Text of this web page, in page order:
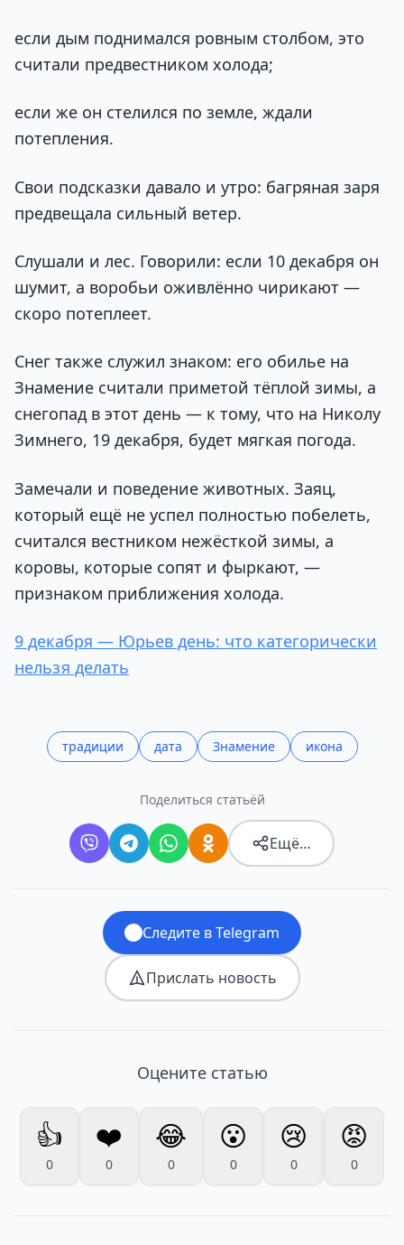
если дым поднимался ровным столбом, это
считали предвестником холода;
если же он стелился по земле, ждали
потепления.
Свои подсказки давало и утро: багряная заря
предвещала сильный ветер.
Слушали и лес. Говорили: если 10 декабря он
шумит, а воробьи оживлённо чирикают —
скоро потеплеет.
Снег также служил знаком: его обилье на
Знамение считали приметой тёплой зимы, а
снегопад в этот день — к тому, что на Николу
Зимнего, 19 декабря, будет мягкая погода.
Замечали и поведение животных. Заяц,
который ещё не успел полностью побелеть,
считался вестником нежёсткой зимы, а
коровы, которые сопят и фыркают, —
признаком приближения холода.
9 декабря — Юрьев день: что категорически
нельзя делать
традиции дата Знамение икона
Поделиться статьёй
Ещё…
Следите в Telegram
Прислать новость
Оцените статью
👍
0
❤️
0
😂
0
😮
0
😢
0
😡
0